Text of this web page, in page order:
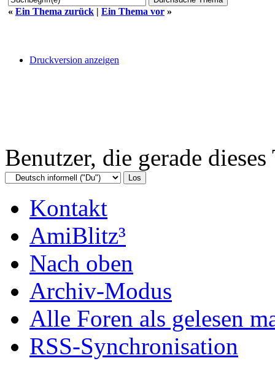
« Ein Thema zurück | Ein Thema vor »
Druckversion anzeigen
Benutzer, die gerade
Kontakt
AmiBlitz³
Nach oben
Archiv-Modus
Alle Foren als gelesen
RSS-Synchronisation